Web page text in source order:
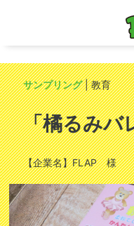
子育て・ファミリー層向け販促・
園にてサンプリング・プロモーシ
サンプリング | 教育
「橘るみバ
【企業名】FLAP 様